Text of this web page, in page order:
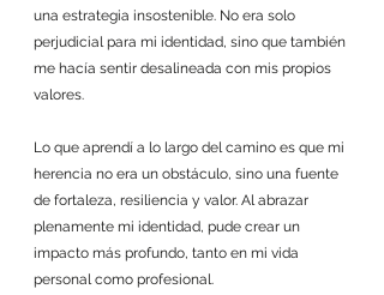
una estrategia insostenible. No era solo
perjudicial para mi identidad, sino que también
me hacía sentir desalineada con mis propios
valores.
Lo que aprendí a lo largo del camino es que mi
herencia no era un obstáculo, sino una fuente
de fortaleza, resiliencia y valor. Al abrazar
plenamente mi identidad, pude crear un
impacto más profundo, tanto en mi vida
personal como profesional.